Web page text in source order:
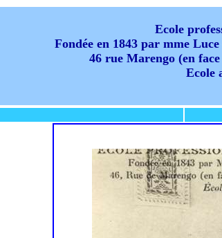
Ecole
Fondée en 1843 par mme
46 rue Marengo (en
Ecole